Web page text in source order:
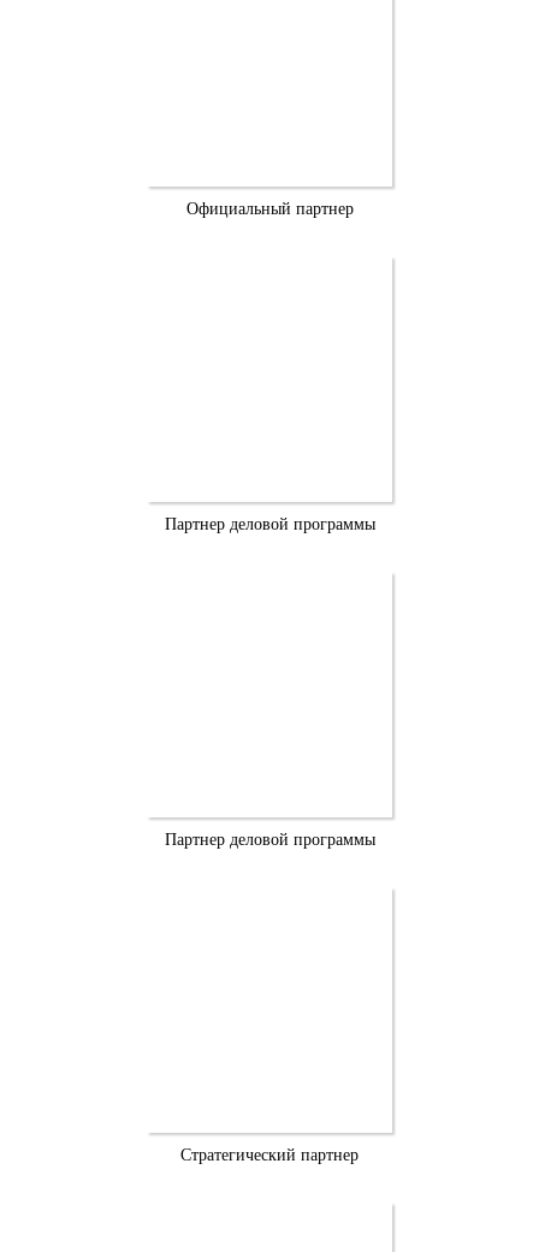
Официальный партнер
Партнер деловой программы
Партнер деловой программы
Стратегический партнер